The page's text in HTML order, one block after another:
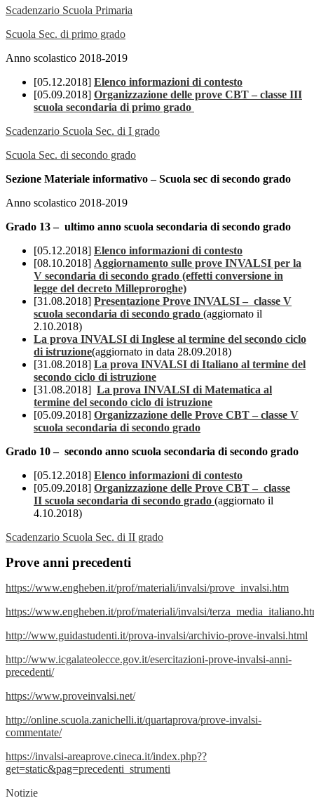
Scadenzario Scuola Primaria
Scuola Sec. di primo grado
Anno scolastico 2018-2019
[05.12.2018] Elenco informazioni di contesto
[05.09.2018] Organizzazione delle prove CBT – classe III
scuola secondaria di primo grado
Scadenzario Scuola Sec. di I grado
Scuola Sec. di secondo grado
Sezione Materiale informativo – Scuola sec di secondo grado
Anno scolastico 2018-2019
Grado 13 – ultimo anno scuola secondaria di secondo grado
[05.12.2018] Elenco informazioni di contesto
[08.10.2018] Aggiornamento sulle prove INVALSI per la
V secondaria di secondo grado (effetti conversione in
legge del decreto Milleproroghe)
[31.08.2018] Presentazione Prove INVALSI – classe V
scuola secondaria di secondo grado (aggiornato il
2.10.2018)
La prova INVALSI di Inglese al termine del secondo ciclo
di istruzione(aggiornato in data 28.09.2018)
[31.08.2018] La prova INVALSI di Italiano al termine del
secondo ciclo di istruzione
[31.08.2018] La prova INVALSI di Matematica al
termine del secondo ciclo di istruzione
[05.09.2018] Organizzazione delle Prove CBT – classe V
scuola secondaria di secondo grado
Grado 10 – secondo anno scuola secondaria di secondo grado
[05.12.2018] Elenco informazioni di contesto
[05.09.2018] Organizzazione delle Prove CBT – classe
II scuola secondaria di secondo grado (aggiornato il
4.10.2018)
Scadenzario Scuola Sec. di II grado
Prove anni precedenti
https://www.engheben.it/prof/materiali/invalsi/prove_invalsi.htm
https://www.engheben.it/prof/materiali/invalsi/
http://www.guidastudenti.it/prova-invalsi/archivio-prove-invalsi.html
http://www.icgalateolecce.gov.it/esercitazioni-prove-invalsi-anni-
precedenti/
https://www.proveinvalsi.net/
http://online.scuola.zanichelli.it/quartaprova/prove-invalsi-
commentate/
https://invalsi-areaprove.cineca.it/index.php??
get=static&pag=precedenti_strumenti
Notizie